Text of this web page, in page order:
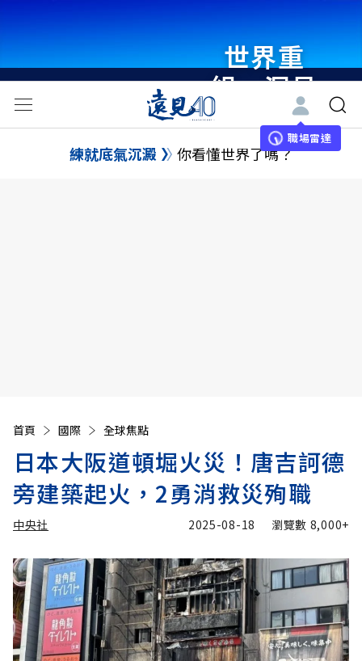
世界重
組・洞見
未來 與
世界領袖
職場雷達
練就底氣沉澱 你看懂世界了嗎？
首頁 國際 全球焦點
日本大阪道頓堀火災！唐吉訶德
旁建築起火，2勇消救災殉職
中央社 2025-08-18 瀏覽數 8,000+